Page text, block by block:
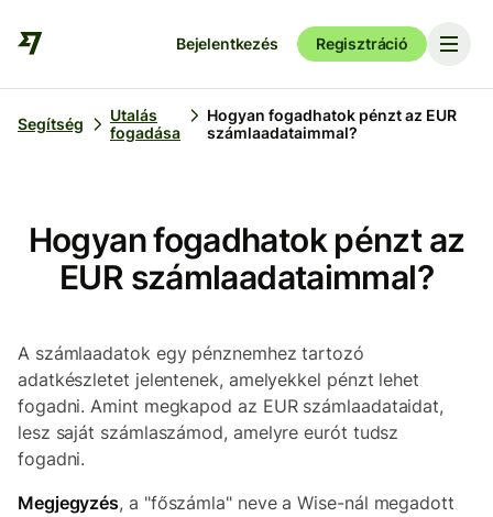
Bejelentkezés Regisztráció
Segítség
Utalás
fogadása
Hogyan fogadhatok pénzt az EUR
számlaadataimmal?
Hogyan fogadhatok pénzt az
EUR számlaadataimmal?
A számlaadatok egy pénznemhez tartozó
adatkészletet jelentenek, amelyekkel pénzt lehet
fogadni. Amint megkapod az EUR számlaadataidat,
lesz saját számlaszámod, amelyre eurót tudsz
fogadni.
Megjegyzés, a "főszámla" neve a Wise-nál megadott